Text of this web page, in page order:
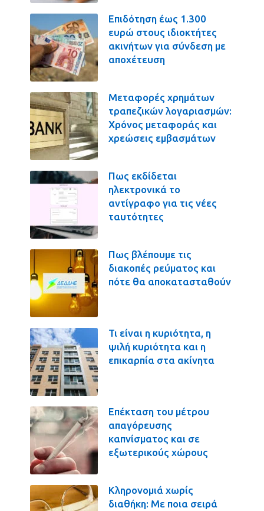
Επιδότηση έως 1.300
ευρώ στους ιδιοκτήτες
ακινήτων για σύνδεση με
αποχέτευση
Μεταφορές χρημάτων
τραπεζικών λογαριασμών:
Χρόνος μεταφοράς και
χρεώσεις εμβασμάτων
Πως εκδίδεται
ηλεκτρονικά το
αντίγραφο για τις νέες
ταυτότητες
Πως βλέπουμε τις
διακοπές ρεύματος και
πότε θα αποκατασταθούν
Τι είναι η κυριότητα, η
ψιλή κυριότητα και η
επικαρπία στα ακίνητα
Επέκταση του μέτρου
απαγόρευσης
καπνίσματος και σε
εξωτερικούς χώρους
Κληρονομιά χωρίς
διαθήκη: Με ποια σειρά